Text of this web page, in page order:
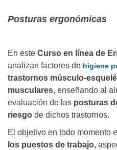
Posturas ergonómicas
En este Curso en línea de
analizan factores de higiene
trastornos músculo-
musculares, enseñando al
evaluación de las posturas
riesgo de dichos trastornos.
El objetivo en todo momento
los puestos de trabajo,